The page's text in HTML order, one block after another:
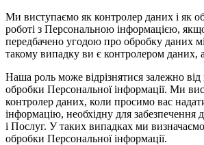
Ми виступаємо як контролер даних і як
роботі з Персональною інформацією,
передбачено угодою про обробку даних
такому випадку ви є контролером
Наша роль може відрізнятися залежно від
обробки Персональної інформації. Ми
контролер даних, коли просимо вас
інформацію, необхідну для забезпечення
і Послуг. У таких випадках ми визначаємо
обробки Персональної інформації.